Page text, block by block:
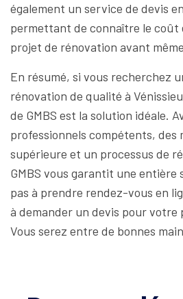
également un service de devis
permettant de connaître le coût
projet de rénovation avant
En résumé, si vous recherchez
rénovation de qualité à
de GMBS est la solution idéale.
professionnels compétents, des
supérieure et un processus de
GMBS vous garantit une entière
pas à prendre rendez-vous en
à demander un devis pour votre
Vous serez entre de bonnes